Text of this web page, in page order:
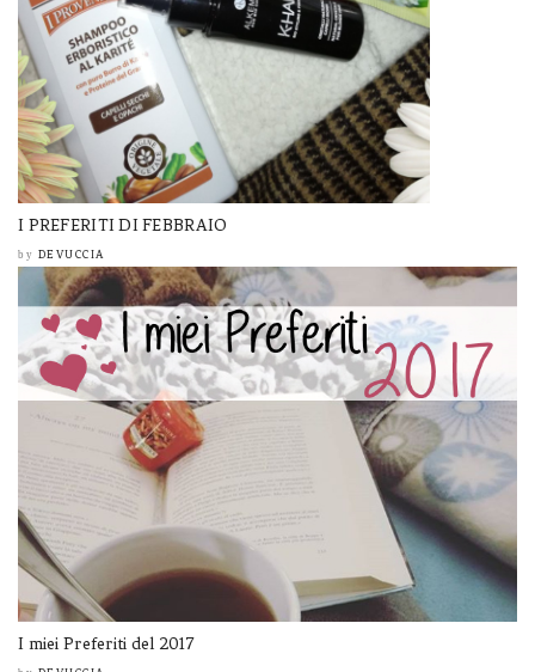
I PREFERITI DI FEBBRAIO
by DEVUCCIA
I miei Preferiti del 2017